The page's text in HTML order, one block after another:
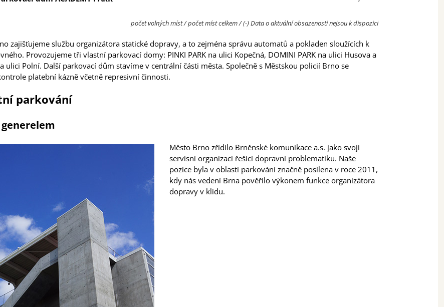
počet volných míst / počet míst celkem / (-) Data o aktuální obsazenosti nejsou k dispozici
zajišťujeme službu organizátora statické dopravy, a to zejména správu automatů a pokladen sloužících k
Provozujeme tři vlastní parkovací domy: PINKI PARK na ulici Kopečná, DOMINI PARK na ulici Husova a
ulici Polní. Další parkovací dům stavíme v centrální části města. Společně s Městskou policií Brno se
platební kázně včetně represivní činnosti.
parkování
Město Brno zřídilo Brněnské komunikace a.s. jako svoji
servisní organizaci řešící dopravní problematiku. Naše
pozice byla v oblasti parkování značně posílena v roce 2011,
kdy nás vedení Brna pověřilo výkonem funkce organizátora
dopravy v klidu.